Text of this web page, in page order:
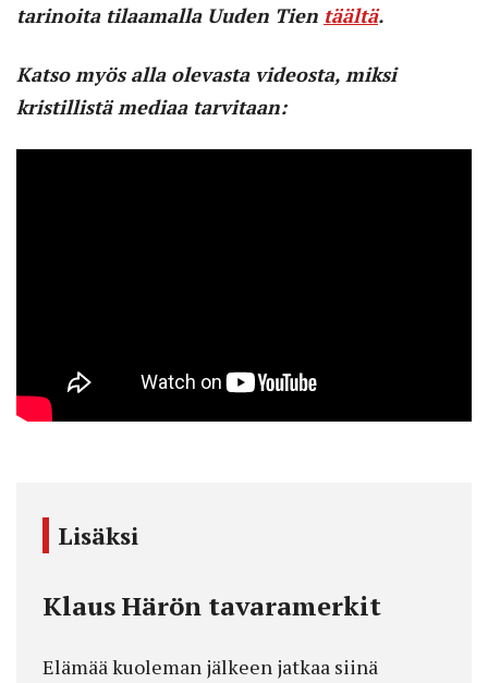
tarinoita tilaamalla Uuden Tien täältä.
Katso myös alla olevasta videosta, miksi
kristillistä mediaa tarvitaan:
Lisäksi
Klaus Härön tavaramerkit
Elämää kuoleman jälkeen jatkaa siinä